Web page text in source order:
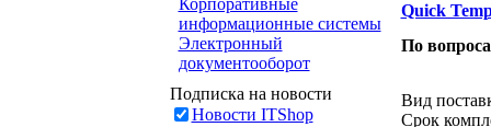
Корпоративные
информационные системы
Электронный
документооборот
Подписка на новости
Новости ITShop
Quick
По
Вид
Срок